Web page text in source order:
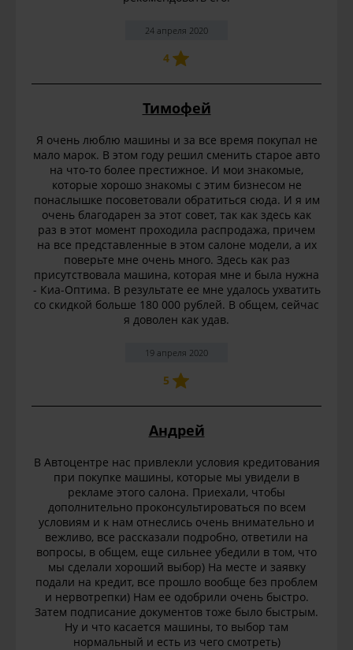
24 апреля 2020
4
Тимофей
Я очень люблю машины и за все время покупал не
мало марок. В этом году решил сменить старое авто
на что-то более престижное. И мои знакомые,
которые хорошо знакомы с этим бизнесом не
понаслышке посоветовали обратиться сюда. И я им
очень благодарен за этот совет, так как здесь как
раз в этот момент проходила распродажа, причем
на все представленные в этом салоне модели, а их
поверьте мне очень много. Здесь как раз
присутствовала машина, которая мне и была нужна
- Киа-Оптима. В результате ее мне удалось ухватить
со скидкой больше 180 000 рублей. В общем, сейчас
я доволен как удав.
19 апреля 2020
5
Андрей
В Автоцентре нас привлекли условия кредитования
при покупке машины, которые мы увидели в
рекламе этого салона. Приехали, чтобы
дополнительно проконсультироваться по всем
условиям и к нам отнеслись очень внимательно и
вежливо, все рассказали подробно, ответили на
вопросы, в общем, еще сильнее убедили в том, что
мы сделали хороший выбор) На месте и заявку
подали на кредит, все прошло вообще без проблем
и нервотрепки) Нам ее одобрили очень быстро.
Затем подписание документов тоже было быстрым.
Ну и что касается машины, то выбор там
нормальный и есть из чего смотреть)